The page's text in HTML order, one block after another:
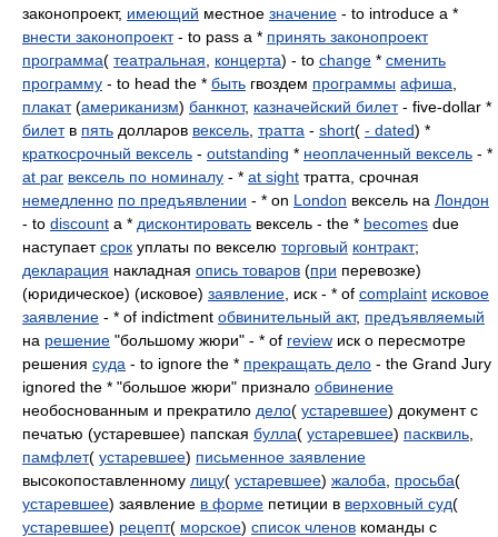
законопроект, имеющий местное значение - to introduce a *
внести законопроект- to pass a * принять законопроект
программа( театральная концерта) - to change * сменить
программу - to head the * быть гвоздем программы афиша
плакат(американизм) банкнот, казначейский билет- five-dollar *
билетв пять долларов вексель тратта - short( - dated) *
краткосрочный вексель - outstanding * неоплаченный вексель - *
at par вексель по номиналу - * at sight тратта, срочная
немедленно по предъявлении - * on London вексель на Лондон
- to discount a * дисконтировать вексель - the * becomes due
наступаетсрок уплаты по векселю торговый контракт;
декларация накладная опись товаров (при перевозке)
(юридическое) (исковое) заявление , иск - * of complaint исковое
заявление - * of indictment обвинительный акт, предъявляемый
на решение "большому жюри" - * of review иск о пересмотре
решения суда - to ignore the * прекращать дело - the Grand Jury
ignored the * "большое жюри" признало обвинение
необоснованным и прекратило дело( устаревшее) документ с
печатью (устаревшее) папская булла( устаревшее) пасквиль
памфлет( устаревшее) письменное заявление
высокопоставленному лицу( устаревшее) жалоба просьба(
устаревшее) заявление в форме петиции в верховный суд(
устаревшее) рецепт( морское) список членов команды с